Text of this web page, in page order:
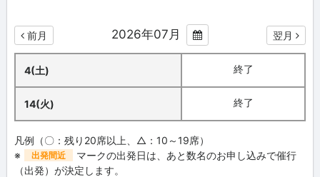
前月 2026年07月 翌月
4(土) 終了
14(火) 終了
凡例（〇：残り20席以上、△：10～19席）
※
出発間近
マークの出発日は、あと数名のお申し込みで催行
（出発）が決定します。